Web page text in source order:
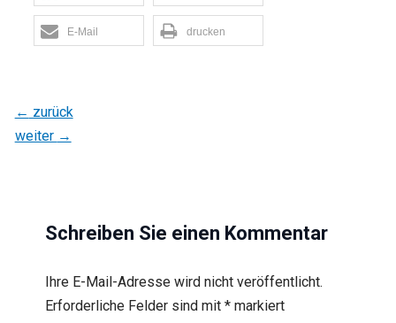
E-Mail drucken
← zurück
weiter →
Schreiben Sie einen Kommentar
Ihre E-Mail-Adresse wird nicht veröffentlicht.
Erforderliche Felder sind mit *markiert